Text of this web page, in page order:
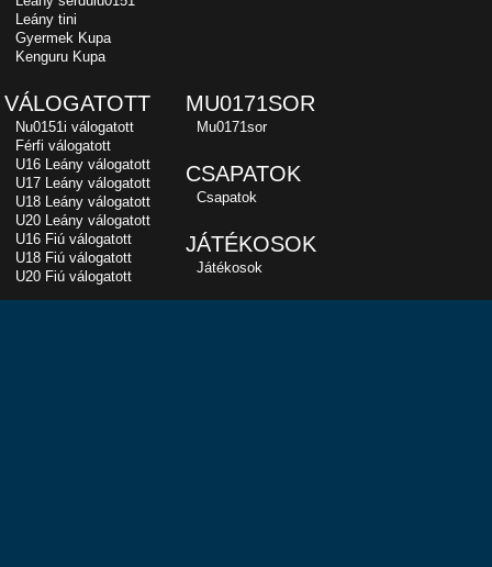
Leány tini
Gyermek Kupa
Kenguru Kupa
VÁLOGATOTT
Nu0151i válogatott
Férfi válogatott
U16 Leány válogatott
U17 Leány válogatott
U18 Leány válogatott
U20 Leány válogatott
U16 Fiú válogatott
U18 Fiú válogatott
U20 Fiú válogatott
MU0171SOR
Mu0171sor
CSAPATOK
Csapatok
JÁTÉKOSOK
Játékosok